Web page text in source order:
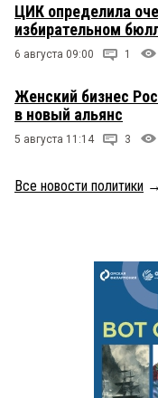
ЦИК определила
избирательном
6 августа 09:00 1
Женский бизнес
в новый альянс
5 августа 11:14 3
Все новости политики →